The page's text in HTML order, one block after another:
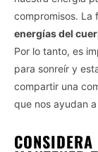
compromisos. La
energías del
Por lo tanto, es
para sonreír y
compartir una
que nos ayudan